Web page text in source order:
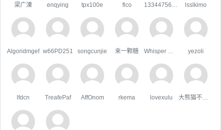
梁广溧 enqying tpx100e flco lsslkimo
Algoridmgef w66PD251 songcunjie 来一颗糖 yezoli
lfdcn TreafePaf AffOnom rkema lovexulu